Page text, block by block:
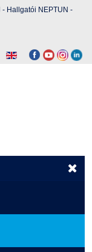
- Hallgatói NEPTUN -